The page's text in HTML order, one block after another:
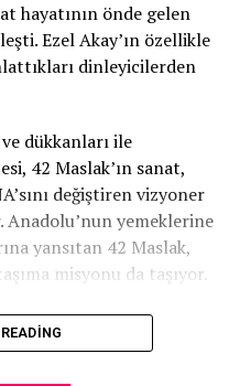
hayatının önde gelen
Ezel Akay’ın özellikle
dinleyicilerden
dükkanları ile
42 Maslak’ın sanat,
değiştiren vizyoner
Anadolu’nun yemeklerine
yansıtan 42 Maslak,
misyonu da taşıyor.